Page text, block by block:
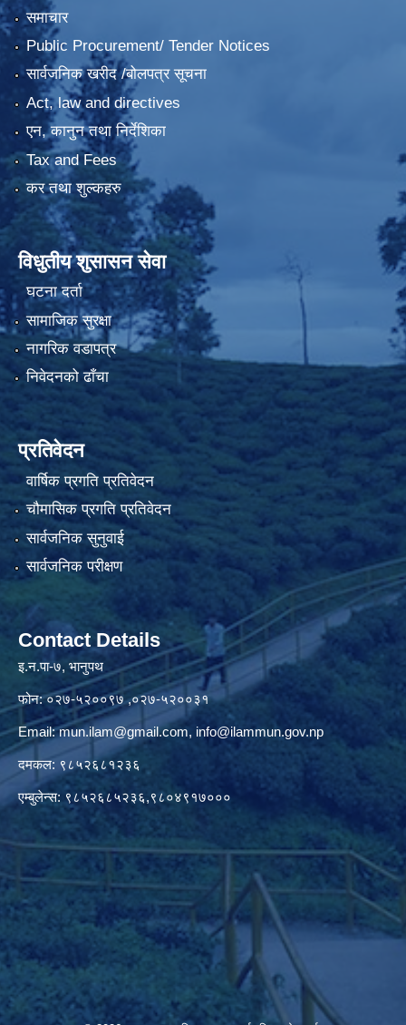
समाचार
Public Procurement/ Tender Notices
सार्वजनिक खरीद /बोलपत्र सूचना
Act, law and directives
एन, कानुन तथा निर्देशिका
Tax and Fees
कर तथा शुल्कहरु
विधुतीय शुसासन सेवा
घटना दर्ता
सामाजिक सुरक्षा
नागरिक वडापत्र
निवेदनको ढाँचा
प्रतिवेदन
वार्षिक प्रगति प्रतिवेदन
चौमासिक प्रगति प्रतिवेदन
सार्वजनिक सुनुवाई
सार्वजनिक परीक्षण
Contact Details
इ.न.पा-७, भानुपथ
फोन: ०२७-५२००९७ ,०२७-५२००३१
Email:mun.ilam@gmail.com, info@ilammun.gov.np
दमकल: ९८५२६८१२३६
एम्बुलेन्स: ९८५२६८५२३६,९८०४९१७०००